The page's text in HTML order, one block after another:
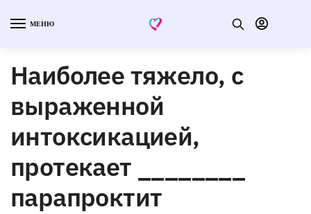
МЕНЮ
Наиболее тяжело, с
выраженной
интоксикацией,
протекает ________
парапроктит